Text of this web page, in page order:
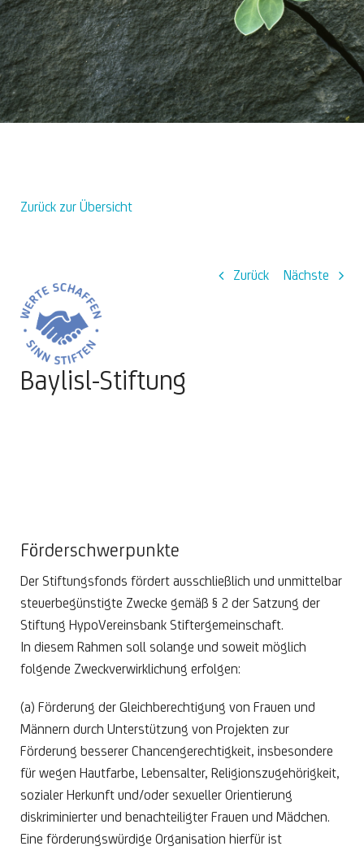
Über uns
Zurück zur Übersicht
Zurück Nächste
Baylisl-Stiftung
Förderschwerpunkte
Der Stiftungsfonds fördert ausschließlich und unmittelbar
steuerbegünstigte Zwecke gemäß § 2 der Satzung der
Stiftung HypoVereinsbank Stiftergemeinschaft.
In diesem Rahmen soll solange und soweit möglich
folgende Zweckverwirklichung erfolgen:
(a) Förderung der Gleichberechtigung von Frauen und
Männern durch Unterstützung von Projekten zur
Förderung besserer Chancengerechtigkeit, insbesondere
für wegen Hautfarbe, Lebensalter, Religionszugehörigkeit,
sozialer Herkunft und/oder sexueller Orientierung
diskriminierter und benachteiligter Frauen und Mädchen.
Eine förderungswürdige Organisation hierfür ist